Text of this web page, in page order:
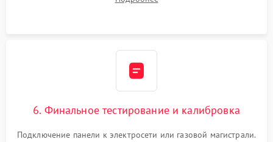
термостойкого герметика или укладка уплотнительной
6. Финальное тестирование и калибровка
Подключение панели к электросети или газовой магистрали.